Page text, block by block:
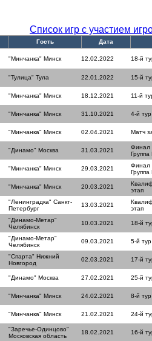
Список игр с участием
Гость Дата
"Минчанка" Минск 12.02.2022 18-й
"Тулица" Тула 22.01.2022 15-й
"Минчанка" Минск 18.12.2021 11-й
"Минчанка" Минск 31.10.2021 4-й тур
"Минчанка" Минск 02.04.2021 Матч
"Динамо" Москва 31.03.2021
Финал
Группа
"Минчанка" Минск 29.03.2021
Финал
Группа
"Минчанка" Минск 20.03.2021
этап
"Ленинградка" Санкт-
Петербург
13.03.2021
этап
"Динамо-Метар"
Челябинск
10.03.2021 18-й
"Динамо-Метар"
Челябинск
09.03.2021 5-й тур
"Спарта" Нижний
Новгород
02.03.2021 17-й
"Динамо" Москва 27.02.2021 25-й
"Минчанка" Минск 24.02.2021 8-й тур
"Минчанка" Минск 21.02.2021 24-й
"Заречье-Одинцово"
Московская область
18.02.2021 16-й